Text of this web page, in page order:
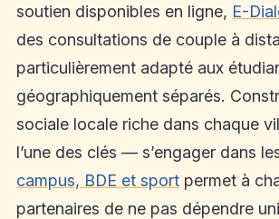
soutien disponibles en ligne, E-
des consultations de couple à
particulièrement adapté aux
géographiquement séparés.
sociale locale riche dans chaque
l’une des clés — s’engager dans
campus, BDE et sportpermet à
partenaires de ne pas dépendre